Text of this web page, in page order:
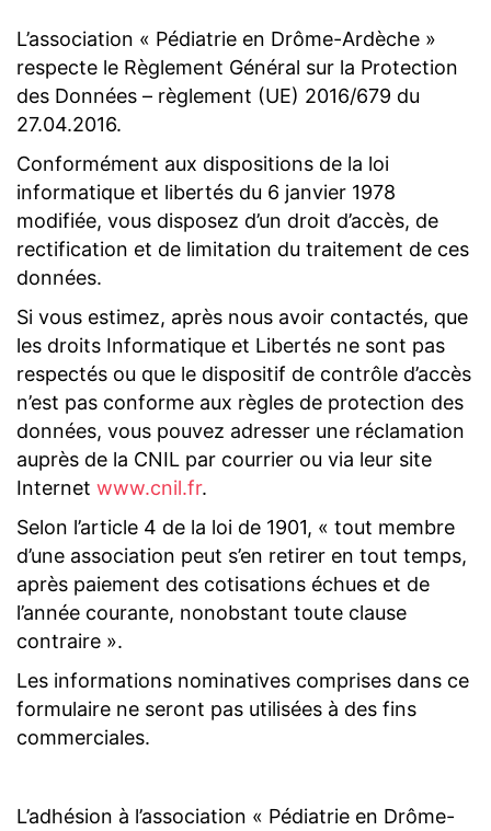
L’association « Pédiatrie en Drôme-Ardèche »
respecte le Règlement Général sur la Protection
des Données – règlement (UE) 2016/679 du
27.04.2016.
Conformément aux dispositions de la loi
informatique et libertés du 6 janvier 1978
modifiée, vous disposez d’un droit d’accès, de
rectification et de limitation du traitement de ces
données.
Si vous estimez, après nous avoir contactés, que
les droits Informatique et Libertés ne sont pas
respectés ou que le dispositif de contrôle d’accès
n’est pas conforme aux règles de protection des
données, vous pouvez adresser une réclamation
auprès de la CNIL par courrier ou via leur site
Internet www.cnil.fr.
Selon l’article 4 de la loi de 1901, « tout membre
d’une association peut s’en retirer en tout temps,
après paiement des cotisations échues et de
l’année courante, nonobstant toute clause
contraire ».
Les informations nominatives comprises dans ce
formulaire ne seront pas utilisées à des fins
commerciales.
L’adhésion à l’association « Pédiatrie en Drôme-